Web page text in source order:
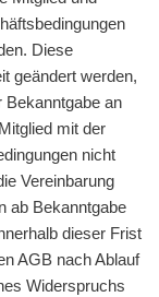
Diese
geändert werden,
Bekanntgabe an
mit der
nicht
Vereinbarung
ab Bekanntgabe
dieser Frist
AGB nach Ablauf
Widerspruchs